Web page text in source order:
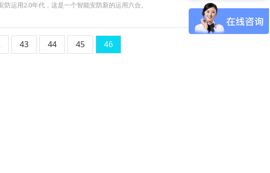
运用2.0年代，这是一个智能安防新的运用六合。
43 44 45 46